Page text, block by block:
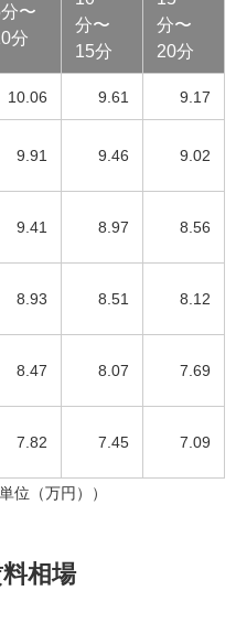
〜
分
分〜
15分
分〜
20分
10.06 9.61 9.17
9.91 9.46 9.02
9.41 8.97 8.56
8.93 8.51 8.12
8.47 8.07 7.69
7.82 7.45 7.09
位（万円））
相場